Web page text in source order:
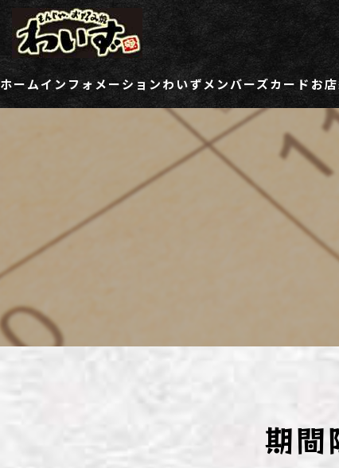
ホームインフォメーションわいずメンバーズカード
ご登録情報変更フォーム
お
期間